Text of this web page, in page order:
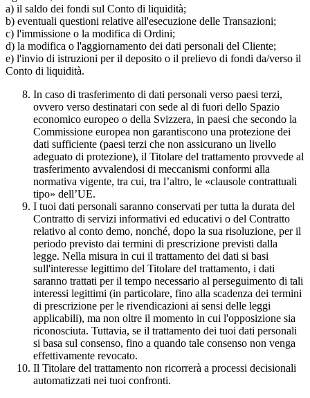
a) il saldo dei fondi sul Conto di liquidità;
b) eventuali questioni relative all'esecuzione delle Transazioni;
c) l'immissione o la modifica di Ordini;
d) la modifica o l'aggiornamento dei dati personali del Cliente;
e) l'invio di istruzioni per il deposito o il prelievo di fondi da/verso il
Conto di liquidità.
In caso di trasferimento di dati personali verso paesi terzi,
ovvero verso destinatari con sede al di fuori dello Spazio
economico europeo o della Svizzera, in paesi che secondo la
Commissione europea non garantiscono una protezione dei
dati sufficiente (paesi terzi che non assicurano un livello
adeguato di protezione), il Titolare del trattamento provvede al
trasferimento avvalendosi di meccanismi conformi alla
normativa vigente, tra cui, tra l’altro, le «clausole contrattuali
tipo» dell’UE.
I tuoi dati personali saranno conservati per tutta la durata del
Contratto di servizi informativi ed educativi o del Contratto
relativo al conto demo, nonché, dopo la sua risoluzione, per il
periodo previsto dai termini di prescrizione previsti dalla
legge. Nella misura in cui il trattamento dei dati si basi
sull'interesse legittimo del Titolare del trattamento, i dati
saranno trattati per il tempo necessario al perseguimento di tali
interessi legittimi (in particolare, fino alla scadenza dei termini
di prescrizione per le rivendicazioni ai sensi delle leggi
applicabili), ma non oltre il momento in cui l'opposizione sia
riconosciuta. Tuttavia, se il trattamento dei tuoi dati personali
si basa sul consenso, fino a quando tale consenso non venga
effettivamente revocato.
Il Titolare del trattamento non ricorrerà a processi decisionali
automatizzati nei tuoi confronti.